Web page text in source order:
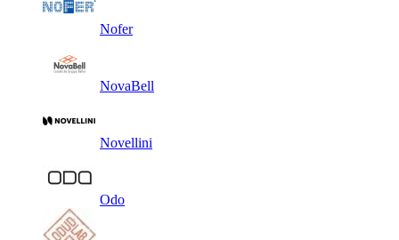
Nofer
NovaBell
Novellini
Odo